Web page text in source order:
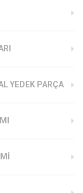
YEDEK PARÇA